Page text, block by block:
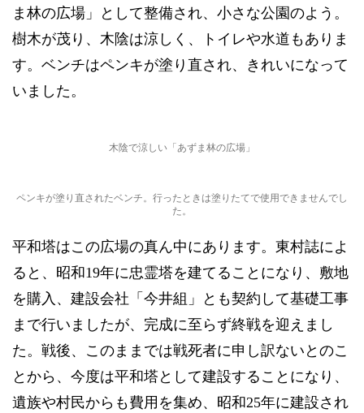
ま林の広場」として整備され、小さな公園のよう。
樹木が茂り、木陰は涼しく、トイレや水道もありま
す。ベンチはペンキが塗り直され、きれいになって
いました。
木陰で涼しい「あずま林の広場」
ペンキが塗り直されたベンチ。行ったときは塗りたてで使用できませんでし
た。
平和塔はこの広場の真ん中にあります。東村誌によ
ると、昭和19年に忠霊塔を建てることになり、敷地
を購入、建設会社「今井組」とも契約して基礎工事
まで行いましたが、完成に至らず終戦を迎えまし
た。戦後、このままでは戦死者に申し訳ないとのこ
とから、今度は平和塔として建設することになり、
遺族や村民からも費用を集め、昭和25年に建設され